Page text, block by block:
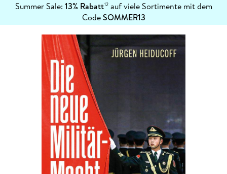
Summer Sale: 13% Rabatt12auf viele Sortimente mit dem
CodeSOMMER13
erfahren